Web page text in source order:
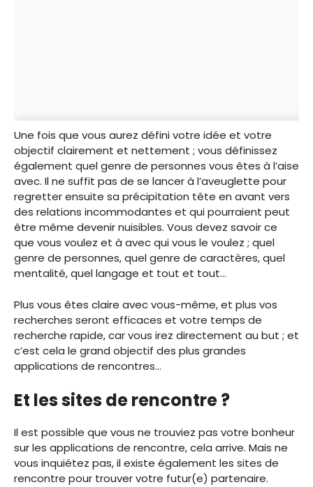
Une fois que vous aurez défini votre idée et votre
objectif clairement et nettement ; vous définissez
également quel genre de personnes vous êtes à l’aise
avec. Il ne suffit pas de se lancer à l’aveuglette pour
regretter ensuite sa précipitation tête en avant vers
des relations incommodantes et qui pourraient peut
être même devenir nuisibles. Vous devez savoir ce
que vous voulez et à avec qui vous le voulez ; quel
genre de personnes, quel genre de caractères, quel
mentalité, quel langage et tout et tout…
Plus vous êtes claire avec vous-même, et plus vos
recherches seront efficaces et votre temps de
recherche rapide, car vous irez directement au but ; et
c’est cela le grand objectif des plus grandes
applications de rencontres…
Et les sites de rencontre ?
Il est possible que vous ne trouviez pas votre bonheur
sur les applications de rencontre, cela arrive. Mais ne
vous inquiétez pas, il existe également les sites de
rencontre pour trouver votre futur(e) partenaire.